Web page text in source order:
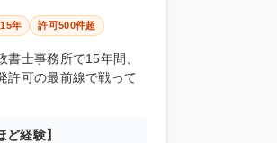
年 許可500件超
書士事務所で15年間、
許可の最前線で戦って
ど経験】